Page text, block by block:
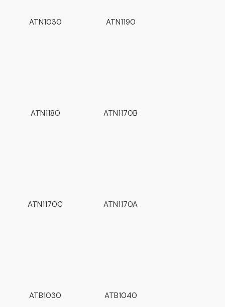
ATN1030 ATN1190
ATN1180 ATN1170B
ATN1170C ATN1170A
ATB1030 ATB1040